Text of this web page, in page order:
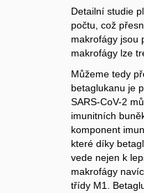
Detailní studie
počtu, což
makrofágy jsou
makrofágy lze
Můžeme tedy
betaglukanu je
SARS-CoV-2
imunitních
komponent
které díky
vede nejen k
makrofágy
třídy M1.